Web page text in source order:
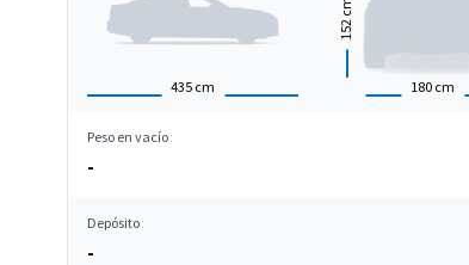
435 cm 180 cm
152
cm
Peso en vacío
-
Depósito
-